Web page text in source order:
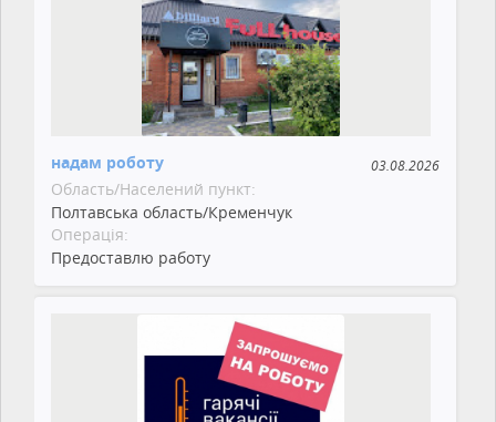
надам роботу 03.08.2026
Область/Населений пункт:
Полтавська область/Кременчук
Операція:
Предоставлю работу